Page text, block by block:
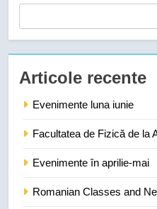
Articole recente
Evenimente luna iunie
Facultatea de Fizică de la
Evenimente în aprilie-mai
Romanian Classes and